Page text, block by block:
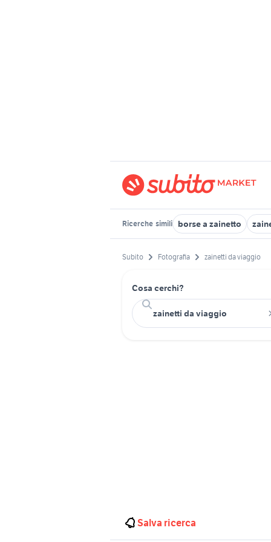
Ricerche simili borse a zainetto
Subito Fotografia zainetti da viaggio
Cosa cerchi?
Salva ricerca